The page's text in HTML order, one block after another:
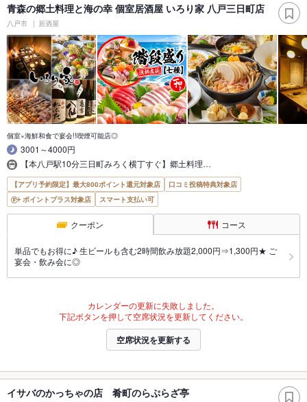
青森の郷土料理と海の幸 個室居酒屋 いろり家 八戸三日町店
八戸市 居酒屋
個室×海鮮和食で宴会!!喫煙可能店◎
3001～4000円
【本八戸駅10分三日町みろく横丁すぐ】郷土料理…
【アプリ予約限定】最大800ポイント還元対象店
口コミ投稿特典対象店
ポイントプラス対象店
スマート支払い可
クーポン コース
単品でもお得に♪ 生ビールも含む2時間飲み放題2,000円⇒1,300円★ ご
宴会・飲み会に◎
カレンダーの更新に失敗しました。
下記ボタンを押して空席状況を更新してください。
空席状況を更新する
イサバのかっちゃの店 肴町のらぷらざ亭